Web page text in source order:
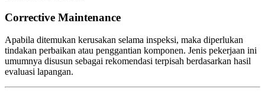
Corrective Maintenance
Apabila ditemukan kerusakan selama inspeksi, maka diperlukan
tindakan perbaikan atau penggantian komponen. Jenis pekerjaan ini
umumnya disusun sebagai rekomendasi terpisah berdasarkan hasil
evaluasi lapangan.